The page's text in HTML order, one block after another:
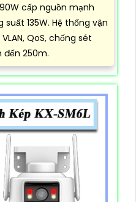
cấp nguồn mạnh
135W. Hệ thống vận
QoS, chống sét
đến 250m.